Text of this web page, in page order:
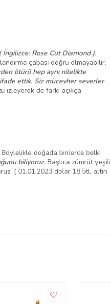
İngilizce: Rose Cut Diamond ).
çabası doğru olmayabilir.
ötürü hepaynı nitelikte
ettik. Siz mücevher severler
izleyerek de farkı açıkça
doğada binlerce belki
biliyoruz. Başlıca zümrüt yeşili
( 01.01.2023 dolar 18.5tl, altın